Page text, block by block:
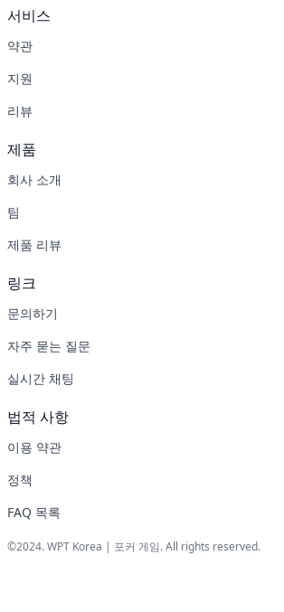
서비스
약관
지원
리뷰
제품
회사 소개
팀
제품 리뷰
링크
문의하기
자주 묻는 질문
실시간 채팅
법적 사항
이용 약관
정책
FAQ 목록
©2024. WPT Korea | 포커 게임. All rights reserved.